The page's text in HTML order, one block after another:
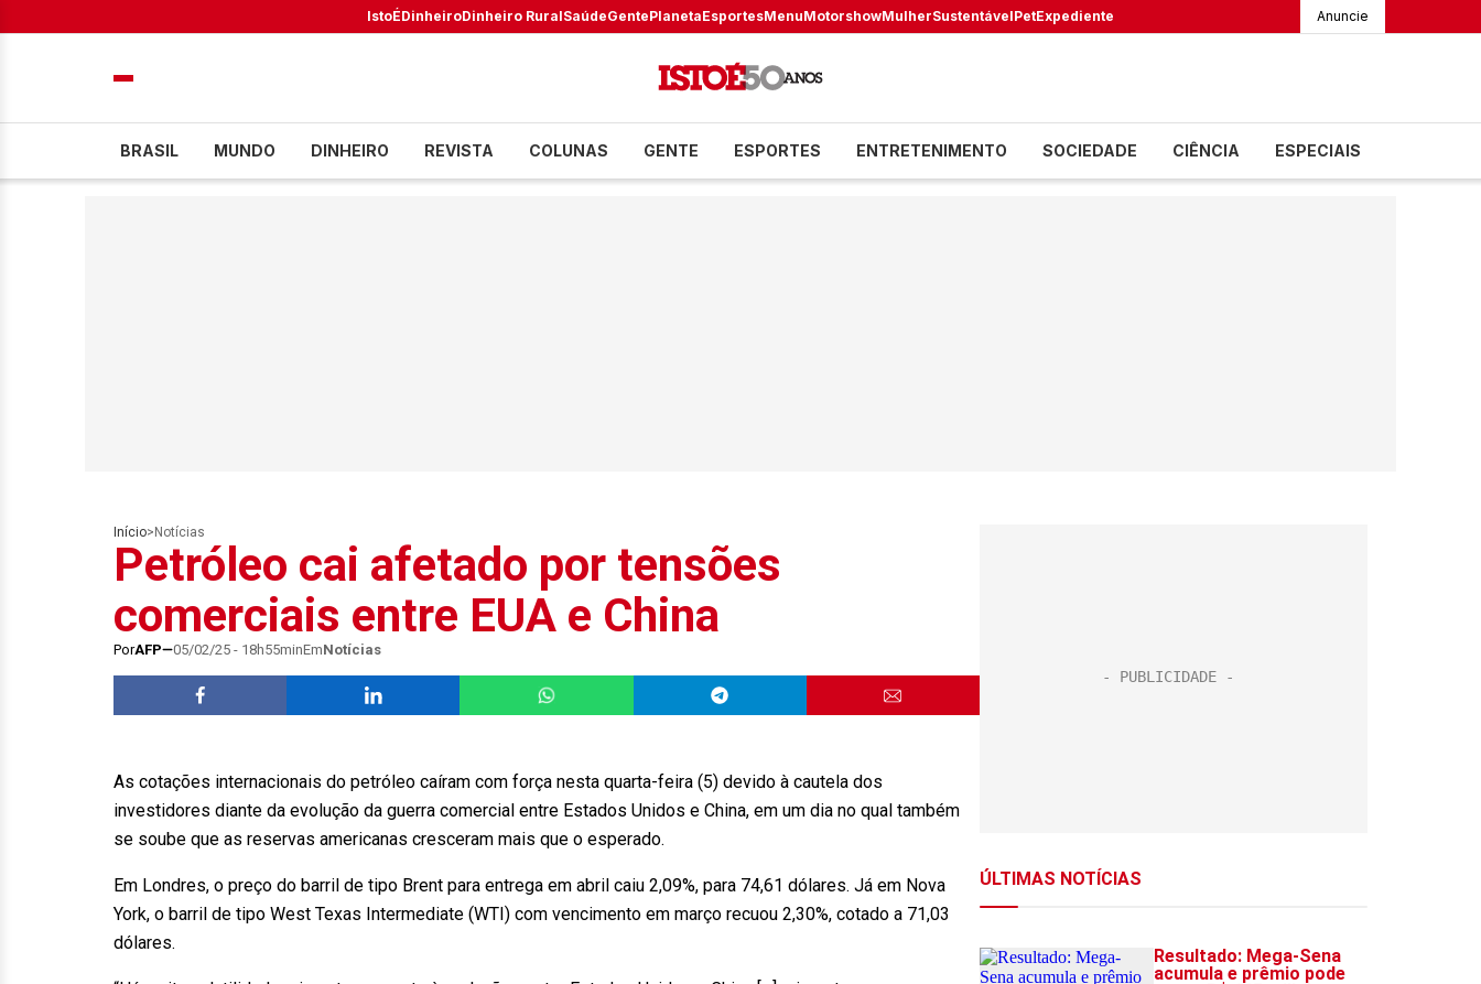
IstoÉDinheiroDinheiro RuralSaúdeGentePlanetaEsportesMenuMotorshowMulherSustentávelPetExpediente Anuncie
BRASIL MUNDO DINHEIRO REVISTA COLUNAS GENTE ESPORTES ENTRETENIMENTO SOCIEDADE CIÊNCIA ESPECIAIS
Início> Notícias
Petróleo cai afetado por tensões
comerciais entre EUA e China
PorAFP 05/02/25 - 18h55minEmNotícias
As cotações internacionais do petróleo caíram com força nesta quarta-feira (5) devido à cautela dos
investidores diante da evolução da guerra comercial entre Estados Unidos e China, em um dia no qual também
se soube que as reservas americanas cresceram mais que o esperado.
Em Londres, o preço do barril de tipo Brent para entrega em abril caiu 2,09%, para 74,61 dólares. Já em Nova
York, o barril de tipo West Texas Intermediate (WTI) com vencimento em março recuou 2,30%, cotado a 71,03
dólares.